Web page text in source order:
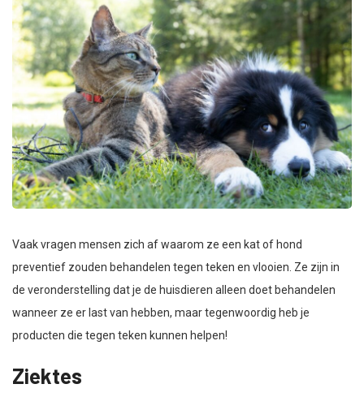
Vaak vragen mensen zich af waarom ze een kat of hond
preventief zouden behandelen tegen teken en vlooien. Ze zijn in
de veronderstelling dat je de huisdieren alleen doet behandelen
wanneer ze er last van hebben, maar tegenwoordig heb je
producten die tegen teken kunnen helpen!
Ziektes